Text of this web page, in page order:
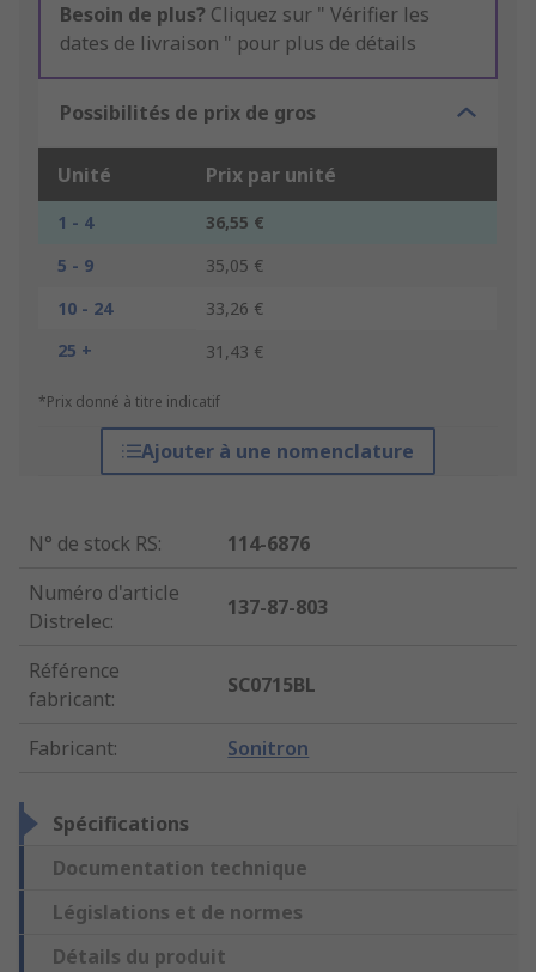
Besoin de plus? Cliquez sur " Vérifier les
dates de livraison " pour plus de détails
Possibilités de prix de gros
Unité Prix par unité
1 - 4
36,55 €
5 - 9
35,05 €
10 - 24
33,26 €
25 +
31,43 €
*Prix donné à titre indicatif
Ajouter à une nomenclature
N° de stock RS:
114-6876
Numéro d'article
Distrelec:
137-87-803
Référence
fabricant:
SC0715BL
Fabricant: Sonitron
Spécifications
Documentation technique
Législations et de normes
Détails du produit